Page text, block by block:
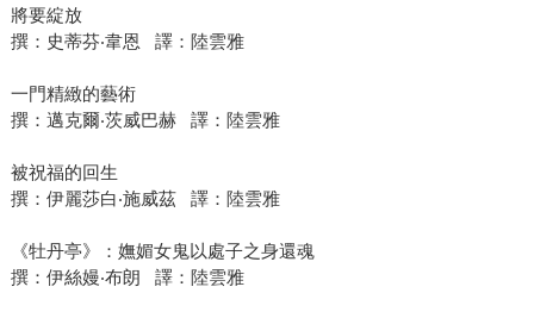
將要綻放
撰：史蒂芬‧韋恩 譯：陸雲雅
一門精緻的藝術
撰：邁克爾‧茨威巴赫 譯：陸雲雅
被祝福的回生
撰：伊麗莎白‧施威茲 譯：陸雲雅
《牡丹亭》：嫵媚女鬼以處子之身還魂
撰：伊絲嫚‧布朗 譯：陸雲雅